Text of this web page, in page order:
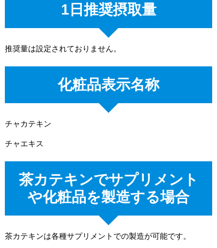
1日推奨摂取量
推奨量は設定されておりません。
化粧品表示名称
チャカテキン
チャエキス
茶カテキンでサプリメント
や化粧品を製造する場合
茶カテキンは各種サプリメントでの製造が可能です。